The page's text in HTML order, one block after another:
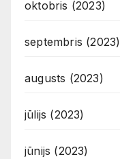
oktobris (2023)
septembris (2023)
augusts (2023)
jūlijs (2023)
jūnijs (2023)